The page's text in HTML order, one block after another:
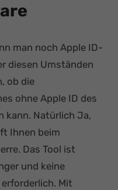
man noch Apple ID-
diesen Umständen
ob die
ohne Apple ID des
kann. Natürlich Ja,
Ihnen beim
Das Tool ist
und keine
Mit